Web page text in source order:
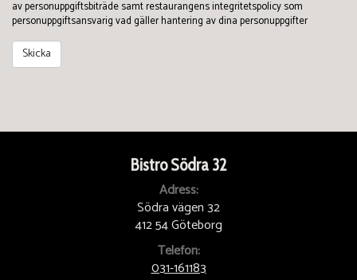
av personuppgiftsbiträde samt restaurangens integritetspolicy som
personuppgiftsansvarig vad gäller hantering av dina personuppgifter
Skicka
Bistro Södra 32
Adress:
Södra vägen 32
412 54 Göteborg
Telefon:
031-161183